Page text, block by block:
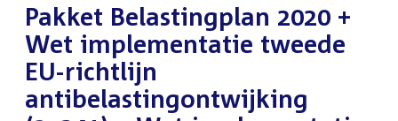
:Pakket Belastingplan 2020 +
Wet implementatie tweede
EU-richtlijn
antibelastingontwijking